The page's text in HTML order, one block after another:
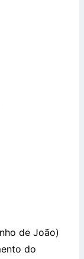
de João)
do